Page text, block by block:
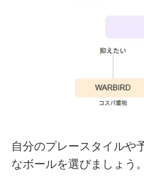
自分のプレースタイルや
なボールを選びましょう。